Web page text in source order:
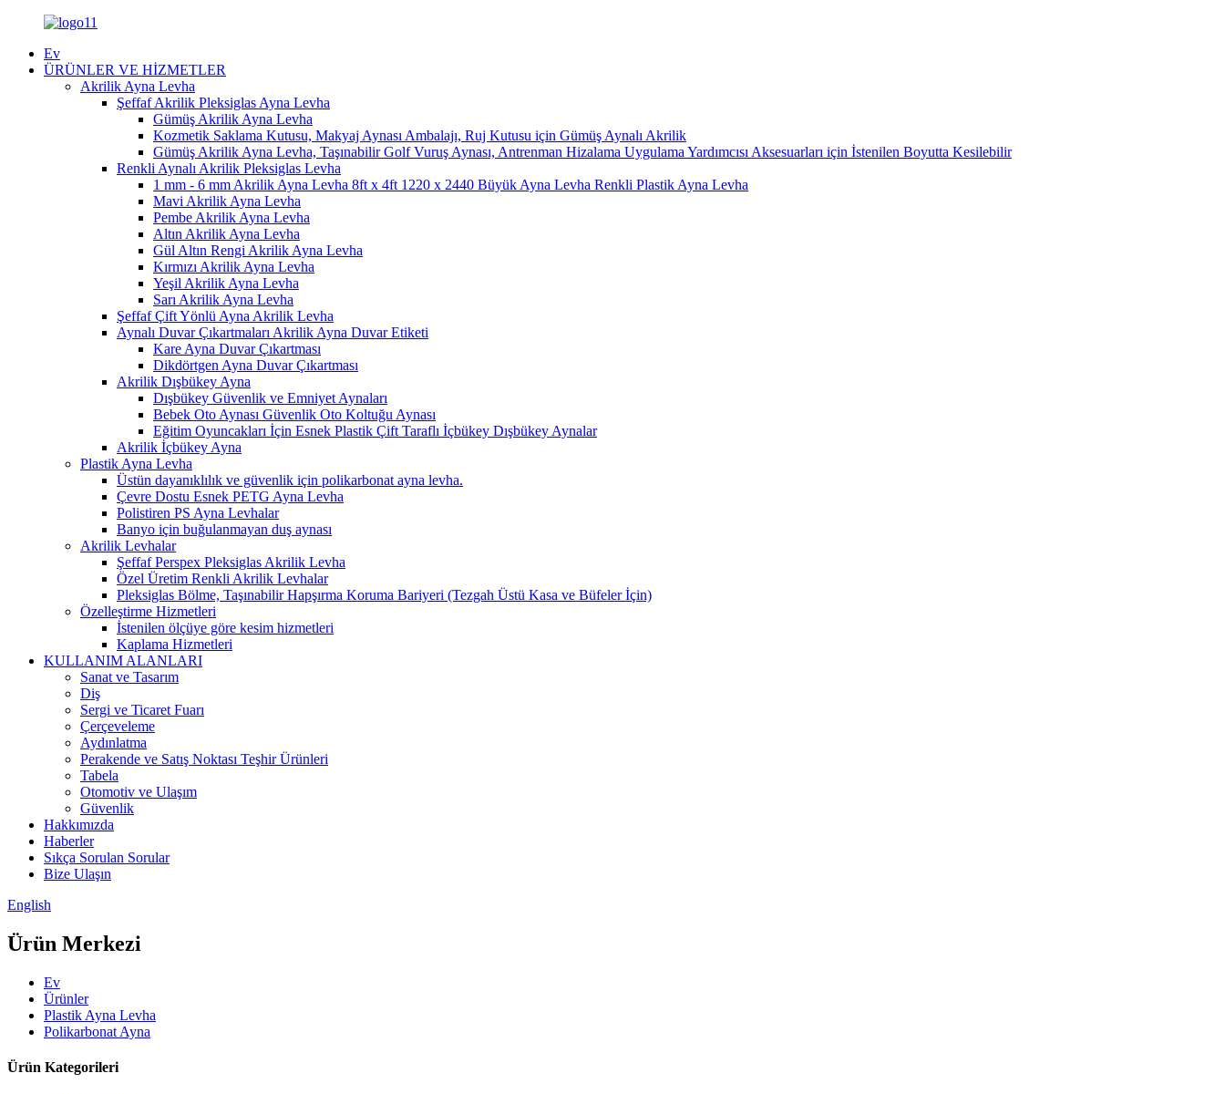
Ev
ÜRÜNLER VE HİZMETLER
Akrilik Ayna Levha
Şeffaf Akrilik Pleksiglas Ayna Levha
Gümüş Akrilik Ayna Levha
Kozmetik Saklama Kutusu, Makyaj Aynası Ambalajı, Ruj Kutusu için Gümüş Aynalı Akrilik
Gümüş Akrilik Ayna Levha, Taşınabilir Golf Vuruş Aynası, Antrenman Hizalama Uygulama Yardımcısı Aksesuarları için İstenilen Boyutta Kesilebilir
Renkli Aynalı Akrilik Pleksiglas Levha
1 mm - 6 mm Akrilik Ayna Levha 8ft x 4ft 1220 x 2440 Büyük Ayna Levha Renkli Plastik Ayna Levha
Mavi Akrilik Ayna Levha
Pembe Akrilik Ayna Levha
Altın Akrilik Ayna Levha
Gül Altın Rengi Akrilik Ayna Levha
Kırmızı Akrilik Ayna Levha
Yeşil Akrilik Ayna Levha
Sarı Akrilik Ayna Levha
Şeffaf Çift Yönlü Ayna Akrilik Levha
Aynalı Duvar Çıkartmaları Akrilik Ayna Duvar Etiketi
Kare Ayna Duvar Çıkartması
Dikdörtgen Ayna Duvar Çıkartması
Akrilik Dışbükey Ayna
Dışbükey Güvenlik ve Emniyet Aynaları
Bebek Oto Aynası Güvenlik Oto Koltuğu Aynası
Eğitim Oyuncakları İçin Esnek Plastik Çift Taraflı İçbükey Dışbükey Aynalar
Akrilik İçbükey Ayna
Plastik Ayna Levha
Üstün dayanıklılık ve güvenlik için polikarbonat ayna levha.
Çevre Dostu Esnek PETG Ayna Levha
Polistiren PS Ayna Levhalar
Banyo için buğulanmayan duş aynası
Akrilik Levhalar
Şeffaf Perspex Pleksiglas Akrilik Levha
Özel Üretim Renkli Akrilik Levhalar
Pleksiglas Bölme, Taşınabilir Hapşırma Koruma Bariyeri (Tezgah Üstü Kasa ve Büfeler İçin)
Özelleştirme Hizmetleri
İstenilen ölçüye göre kesim hizmetleri
Kaplama Hizmetleri
KULLANIM ALANLARI
Sanat ve Tasarım
Diş
Sergi ve Ticaret Fuarı
Çerçeveleme
Aydınlatma
Perakende ve Satış Noktası Teşhir Ürünleri
Tabela
Otomotiv ve Ulaşım
Güvenlik
Hakkımızda
Haberler
Sıkça Sorulan Sorular
Bize Ulaşın
English
Ürün Merkezi
Ev
Ürünler
Plastik Ayna Levha
Polikarbonat Ayna
Ürün Kategorileri